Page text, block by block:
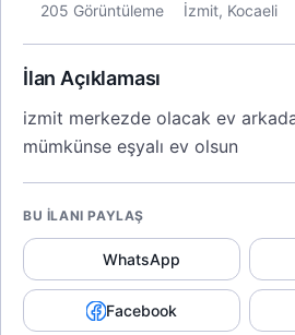
205 Görüntüleme İzmit, Kocaeli
İlan Açıklaması
izmit merkezde olacak ev
mümkünse eşyalı ev olsun
BU İLANI PAYLAŞ
WhatsApp
Facebook